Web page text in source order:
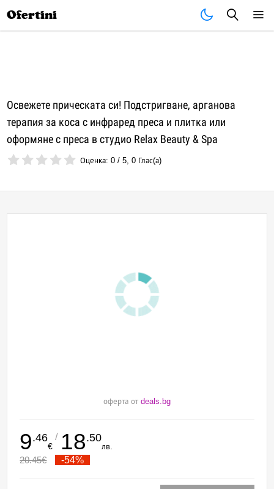
Ofertini
Освежете прическата си! Подстригване, арганова
терапия за коса с инфраред преса и плитка или
оформяне с преса в студио Relax Beauty & Spa
Оценка:0 /5,0 Глас(а)
оферта от deals.bg
9.46
€
/ 18.50
лв.
20.45€ -54%